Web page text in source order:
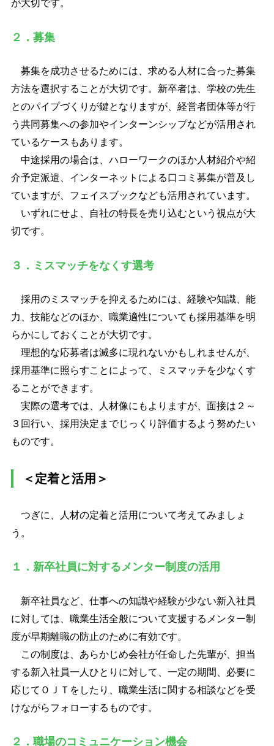
が大切です。
２．募集
募集を成功させるためには、求める人材に合った募集
方法を選択することが大切です。新卒者は、学校の先生
とのパイプづくりが鍵となりますが、経営者団体等が行
う共同募集への参加やインターンシップなどが活用され
ているケースもあります。
中途採用の場合は、ハローワークのほか人材紹介や紹
介予定派遣、インターネットによる口コミ募集が普及し
ていますが、フェイスブックなども活用されています。
いずれにせよ、自社の特長を売り込むという視点が大
切です。
３．ミスマッチをなくす選考
採用のミスマッチを抑えるためには、経験や知識、能
力、技能などのほか、職業適性についても採用基準を明
らかにしておくことが大切です。
理想的な応募者は滅多に現れないかもしれませんが、
採用基準に照らすことによって、ミスマッチを少なくす
ることができます。
実際の選考では、人材像にもよりますが、面接は２～
３回行い、採用決定までじっくり評価するよう努めたい
ものです。
＜定着と活用＞
つぎに、人材の定着と活用について考えてみましょ
う。
１．新卒社員に対するメンター制度の活用
新卒社員など、仕事への知識や経験が少ない新入社員
に対しては、職業生活全般について支援するメンター制
度が早期離職の防止のために有効です。
この制度は、あらかじめ会社が任命した先輩が、担当
する新入社員一人ひとりに対して、一定の期間、必要に
応じてＯＪＴをしたり、職業生活に関する相談などを受
けながらフォローするものです。
２．職場のコミュニケーション機会